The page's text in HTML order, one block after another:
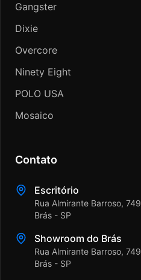
Gangster
Dixie
Overcore
Ninety Eight
POLO USA
Mosaico
Contato
Escritório
Rua Almirante Barroso, 749
Brás - SP
Showroom do Brás
Rua Almirante Barroso, 749
Brás - SP